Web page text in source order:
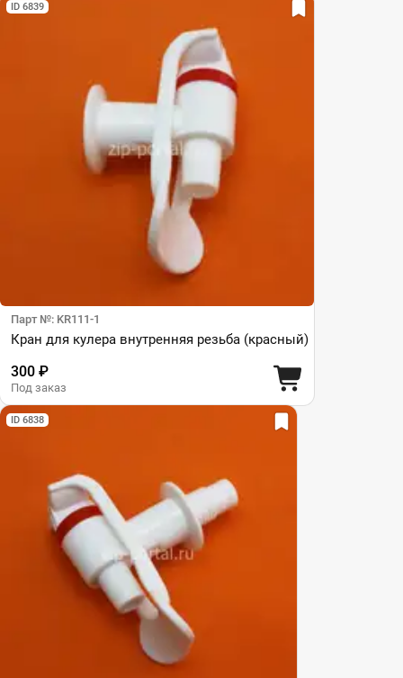
ID 6839
Парт №: KR111-1
Кран для кулера внутренняя резьба (красный)
300 ₽
Под заказ
ID 6838